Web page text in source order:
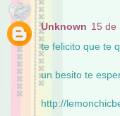
Unknown 15 de
te felicito que te
un besito te
http://